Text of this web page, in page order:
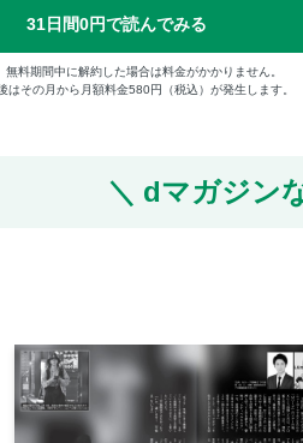
31日間0円で読んでみる
無料期間中に解約した場合は料金がかかりません。
はその月から月額料金580円（税込）が発生します。
dマガジン